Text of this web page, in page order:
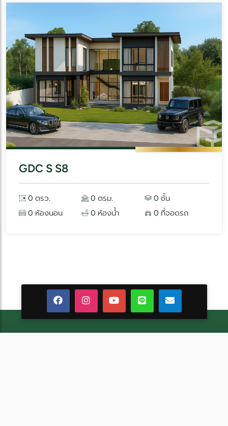
GDC S S8
0 ตรว. 0 ตรม.
0 ชั้น
0 ห้องนอน
0 ห้องน้ำ 0 ที่จอดรถ